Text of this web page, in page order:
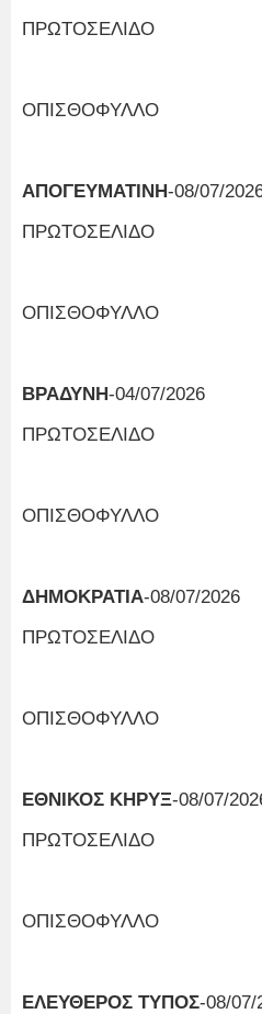
ΠΡΩΤΟΣΕΛΙΔΟ
ΟΠΙΣΘΟΦΥΛΛΟ
ΑΠΟΓΕΥΜΑΤΙΝΗ-08/07/
ΠΡΩΤΟΣΕΛΙΔΟ
ΟΠΙΣΘΟΦΥΛΛΟ
ΒΡΑΔΥΝΗ-04/07/2026
ΠΡΩΤΟΣΕΛΙΔΟ
ΟΠΙΣΘΟΦΥΛΛΟ
ΔΗΜΟΚΡΑΤΙΑ-08/07/2026
ΠΡΩΤΟΣΕΛΙΔΟ
ΟΠΙΣΘΟΦΥΛΛΟ
ΕΘΝΙΚΟΣ ΚΗΡΥΞ-08/07/
ΠΡΩΤΟΣΕΛΙΔΟ
ΟΠΙΣΘΟΦΥΛΛΟ
ΕΛΕΥΘΕΡΟΣ ΤΥΠΟΣ-08/07/